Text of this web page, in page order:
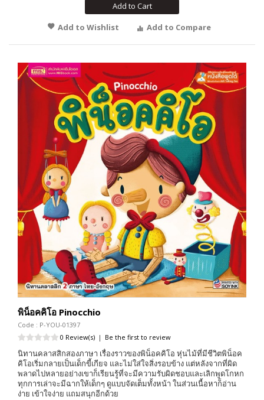
Add to Cart
Add to Wishlist
Add to Compare
พิน็อคคิโอ Pinocchio
Code : P-YOU-01397
0 Review(s) | Be the first to review
นิทานคลาสสิกสองภาษา เรื่องราวของพิน็อคคิโอ หุ่นไม้ที่มีชีวิตพิน็อค
คิโอเริ่มกลายเป็นเด็กขี้เกียจ และไม่ใส่ใจสิ่งรอบข้าง แต่หลังจากที่ผิด
พลาดไปหลายอย่างเขาก็เรียนรู้ที่จะมีความรับผิดชอบและเลิกพูดโกหก
ทุกการเล่าจะมีฉากให้เด็กๆ ดูแบบจัดเต็มทั้งหน้า ในส่วนเนื้อหาก็อ่าน
ง่าย เข้าใจง่าย แถมสนุกอีกด้วย